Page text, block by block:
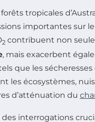
tropicales
importantes sur
2 contribuent non
, mais exacerbent
que les
les écosystèmes,
d’atténuation du
interrogations